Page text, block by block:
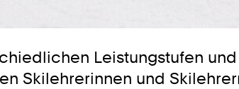
Leistungstufen
Skilehrerinnen und